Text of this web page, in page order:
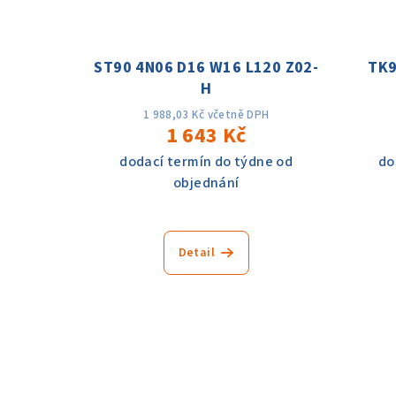
ST90 4N06 D16 W16 L120 Z02-
H
1 988,03 Kč včetně DPH
1 643 Kč
dodací termín do týdne od
objednání
Detail